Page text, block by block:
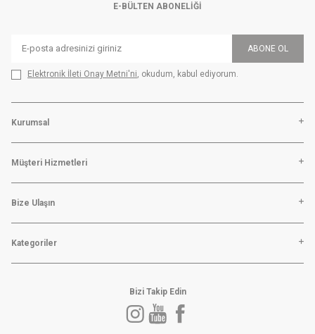
E-BÜLTEN ABONELIĞI
ABONE OL
Elektronik İleti Onay Metni'ni, okudum, kabul ediyorum.
Kurumsal
Müşteri Hizmetleri
Bize Ulaşın
Kategoriler
Bizi Takip Edin